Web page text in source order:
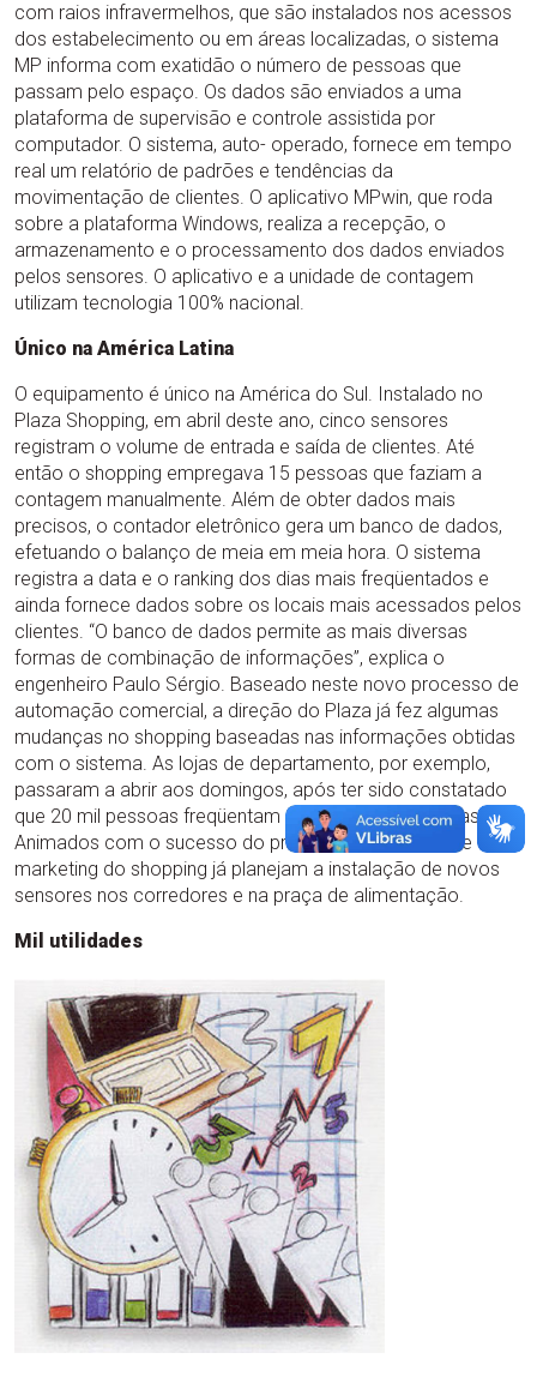
com raios infravermelhos, que são instalados nos acessos
dos estabelecimento ou em áreas localizadas, o sistema
MP informa com exatidão o número de pessoas que
passam pelo espaço. Os dados são enviados a uma
plataforma de supervisão e controle assistida por
computador. O sistema, auto- operado, fornece em tempo
real um relatório de padrões e tendências da
movimentação de clientes. O aplicativo MPwin, que roda
sobre a plataforma Windows, realiza a recepção, o
armazenamento e o processamento dos dados enviados
pelos sensores. O aplicativo e a unidade de contagem
utilizam tecnologia 100% nacional.
Único na América Latina
O equipamento é único na América do Sul. Instalado no
Plaza Shopping, em abril deste ano, cinco sensores
registram o volume de entrada e saída de clientes. Até
então o shopping empregava 15 pessoas que faziam a
contagem manualmente. Além de obter dados mais
precisos, o contador eletrônico gera um banco de dados,
efetuando o balanço de meia em meia hora. O sistema
registra a data e o ranking dos dias mais freqüentados e
ainda fornece dados sobre os locais mais acessados pelos
clientes. “O banco de dados permite as mais diversas
formas de combinação de informações”, explica o
engenheiro Paulo Sérgio. Baseado neste novo processo de
automação comercial, a direção do Plaza já fez algumas
mudanças no shopping baseadas nas informações obtidas
com o sistema. As lojas de departamento, por exemplo,
passaram a abrir aos domingos, após ter sido constatado
que 20 mil pessoas freqüentam o shopping nestes dias.
Animados com o sucesso do produto, os gerentes de
marketing do shopping já planejam a instalação de novos
sensores nos corredores e na praça de alimentação.
Mil utilidades